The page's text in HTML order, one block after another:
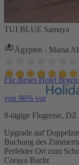
TUI BLUE Samaya
Ägypten - Marsa
Für dieses Hotel
von 98% vor
8-tägige Flugreise,
Upgrade auf
Buchung des
Perfekter Ort zum
Coraya Bucht